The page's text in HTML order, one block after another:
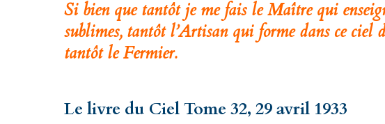
Si bien que tantôt je me fais le Maître qui
sublimes, tantôt l’Artisan qui forme dans ce ciel
tantôt le Fermier.
Le livre du Ciel Tome 32, 29 avril 1933